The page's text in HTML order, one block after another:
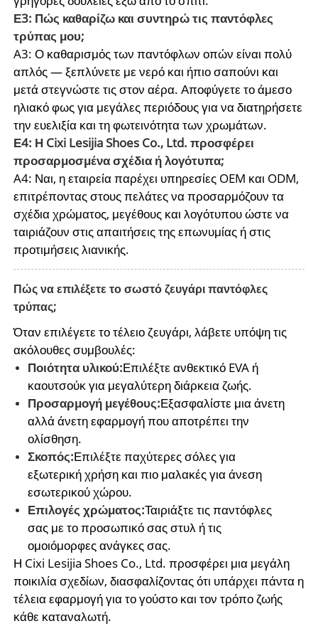
Ε3: Πώς καθαρίζω και συντηρώ τις παντόφλες
τρύπας μου;
A3: Ο καθαρισμός των παντόφλων οπών είναι πολύ
απλός — ξεπλύνετε με νερό και ήπιο σαπούνι και
μετά στεγνώστε τις στον αέρα. Αποφύγετε το άμεσο
ηλιακό φως για μεγάλες περιόδους για να διατηρήσετε
την ευελιξία και τη φωτεινότητα των χρωμάτων.
Ε4: Η Cixi Lesijia Shoes Co., Ltd. προσφέρει
προσαρμοσμένα σχέδια ή λογότυπα;
A4: Ναι, η εταιρεία παρέχει υπηρεσίες OEM και ODM,
επιτρέποντας στους πελάτες να προσαρμόζουν τα
σχέδια χρώματος, μεγέθους και λογότυπου ώστε να
ταιριάζουν στις απαιτήσεις της επωνυμίας ή στις
προτιμήσεις λιανικής.
Πώς να επιλέξετε το σωστό ζευγάρι παντόφλες
τρύπας;
Όταν επιλέγετε το τέλειο ζευγάρι, λάβετε υπόψη τις
ακόλουθες συμβουλές:
Ποιότητα υλικού:Επιλέξτε ανθεκτικό EVA ή
καουτσούκ για μεγαλύτερη διάρκεια ζωής.
Προσαρμογή μεγέθους:Εξασφαλίστε μια άνετη
αλλά άνετη εφαρμογή που αποτρέπει την
ολίσθηση.
Σκοπός:Επιλέξτε παχύτερες σόλες για
εξωτερική χρήση και πιο μαλακές για άνεση
εσωτερικού χώρου.
Επιλογές χρώματος:Ταιριάξτε τις παντόφλες
σας με το προσωπικό σας στυλ ή τις
ομοιόμορφες ανάγκες σας.
Η Cixi Lesijia Shoes Co., Ltd. προσφέρει μια μεγάλη
ποικιλία σχεδίων, διασφαλίζοντας ότι υπάρχει πάντα η
τέλεια εφαρμογή για το γούστο και τον τρόπο ζωής
κάθε καταναλωτή.